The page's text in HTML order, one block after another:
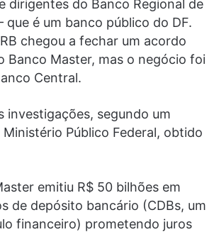
dirigentes do Banco Regional de
que é um banco público do DF.
chegou a fechar um acordo
Banco Master, mas o negócio foi
Central.
investigações, segundo um
Público Federal, obtido
emitiu R$ 50 bilhões em
de depósito bancário (CDBs, um
financeiro) prometendo juros